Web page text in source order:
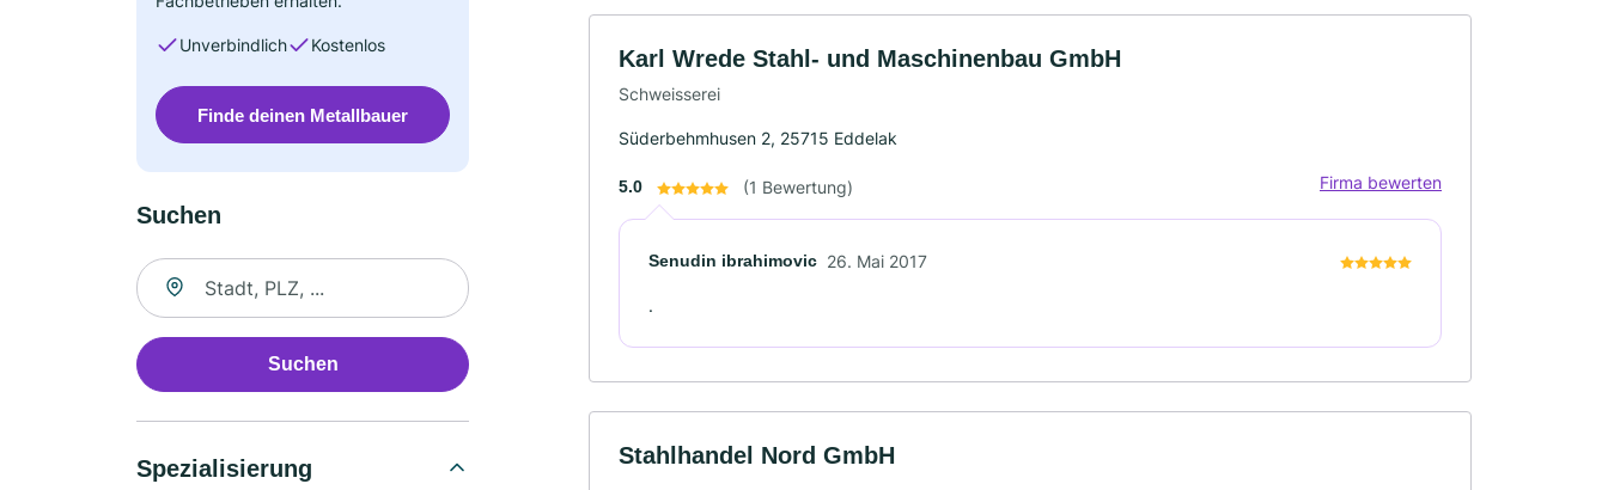
Unverbindlich Kostenlos
Finde deinen Metallbauer
Suchen
Suche nach Ort
Suchen
Spezialisierung
Karl Wrede Stahl- und Maschinenbau GmbH
Schweisserei
Süderbehmhusen 2, 25715 Eddelak
5.0 (1 Bewertung) Firma bewerten
Senudin ibrahimovic 26. Mai 2017
.
Stahlhandel Nord GmbH